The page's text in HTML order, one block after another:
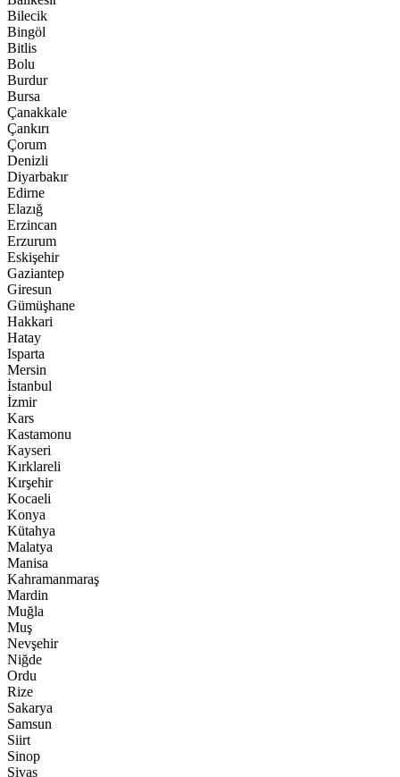
Bilecik
Bingöl
Bitlis
Bolu
Burdur
Bursa
Çanakkale
Çankırı
Çorum
Denizli
Diyarbakır
Edirne
Elazığ
Erzincan
Erzurum
Eskişehir
Gaziantep
Giresun
Gümüşhane
Hakkari
Hatay
Isparta
Mersin
İstanbul
İzmir
Kars
Kastamonu
Kayseri
Kırklareli
Kırşehir
Kocaeli
Konya
Kütahya
Malatya
Manisa
Kahramanmaraş
Mardin
Muğla
Muş
Nevşehir
Niğde
Ordu
Rize
Sakarya
Samsun
Siirt
Sinop
Sivas